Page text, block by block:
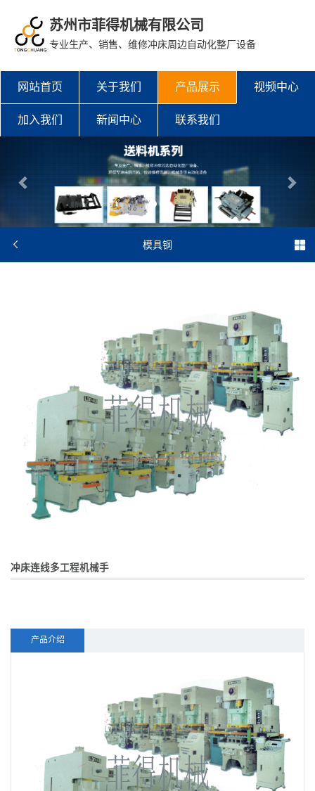
苏州市菲得机械有限公司
专业生产、销售、维修冲床周边自动化整厂设备
网站首页 关于我们 产品展示 视频中心
加入我们 新闻中心 联系我们
 模具钢 
冲床连线多工程机械手
产品介绍